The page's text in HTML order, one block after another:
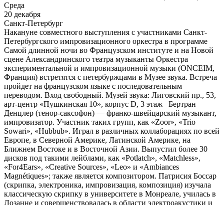
Среда
20 декабря
Санкт-Петербург
Накануне совместного выступления с участниками Санкт-
Петербургского импровизационного оркестра в программе
Самой длинной ночи во Французском институте и на Новой
сцене Александринского театра музыканты Оркестра
экспериментальной и импровизационной музыки (ONCEIM,
Франция) встретятся с петербуржцами в Музее звука. Встреча
пройдет на французском языке с последовательным
переводом. Вход свободный. Музей звука: Лиговский пр., 53,
арт-центр «Пушкинская 10», корпус D, 3 этаж Бертран
Денцлер (тенор-саксофон) — франко-швейцарский музыкант,
импровизатор. Участник таких групп, как «Zoor», «Trio
Sowari», «Hubbub». Играл в различных коллаборациях по всей
Европе, в Северной Америке, Латинской Америке, на
Ближнем Востоке и в Восточной Азии. Выпустил более 30
дисков под такими лейблами, как «Potlatch», «Matchless»,
«For4Ears», «Creative Sources», «Leo» и «Ambiances
Magnétiques»; также является композитором. Патрисия Боссар
(скрипка, электроника, импровизация, композиция) изучала
классическую скрипку в университете в Монреале, училась в
Лозанне и совершенствовалась в области электроакустики и